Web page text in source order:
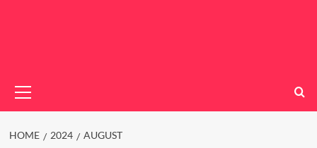
Menu
HOME 2024 AUGUST